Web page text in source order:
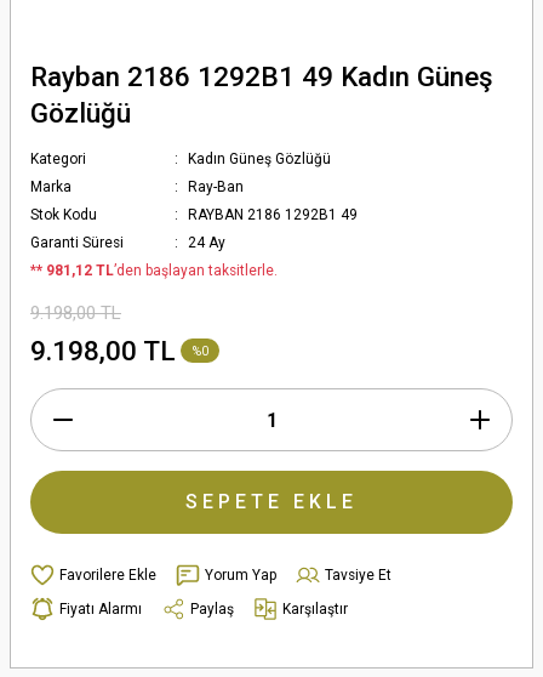
Rayban 2186 1292B1 49 Kadın Güneş
Gözlüğü
Kategori
Kadın Güneş Gözlüğü
Marka
Ray-Ban
Stok Kodu
RAYBAN 2186 1292B1 49
Garanti Süresi
24 Ay
** 981,12 TL’den başlayan taksitlerle.
9.198,00 TL
9.198,00 TL %0
SEPETE EKLE
Yorum Yap
Tavsiye Et
Fiyatı Alarmı
Paylaş Karşılaştır